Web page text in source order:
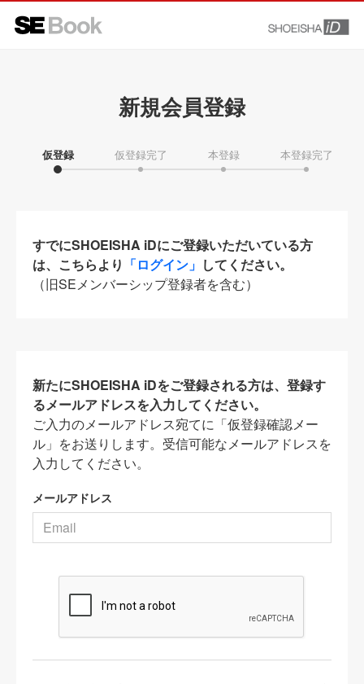
新規会員登録
仮登録 仮登録完了 本登録 本登録完了
すでにSHOEISHA iDにご登録いただいている方
は、こちらより 「ログイン」 してください。
（旧SEメンバーシップ登録者を含む）
新たにSHOEISHA iDをご登録される方は、登録す
るメールアドレスを入力してください。
ご入力のメールアドレス宛てに「仮登録確認メー
ル」をお送りします。受信可能なメールアドレスを
入力してください。
メールアドレス